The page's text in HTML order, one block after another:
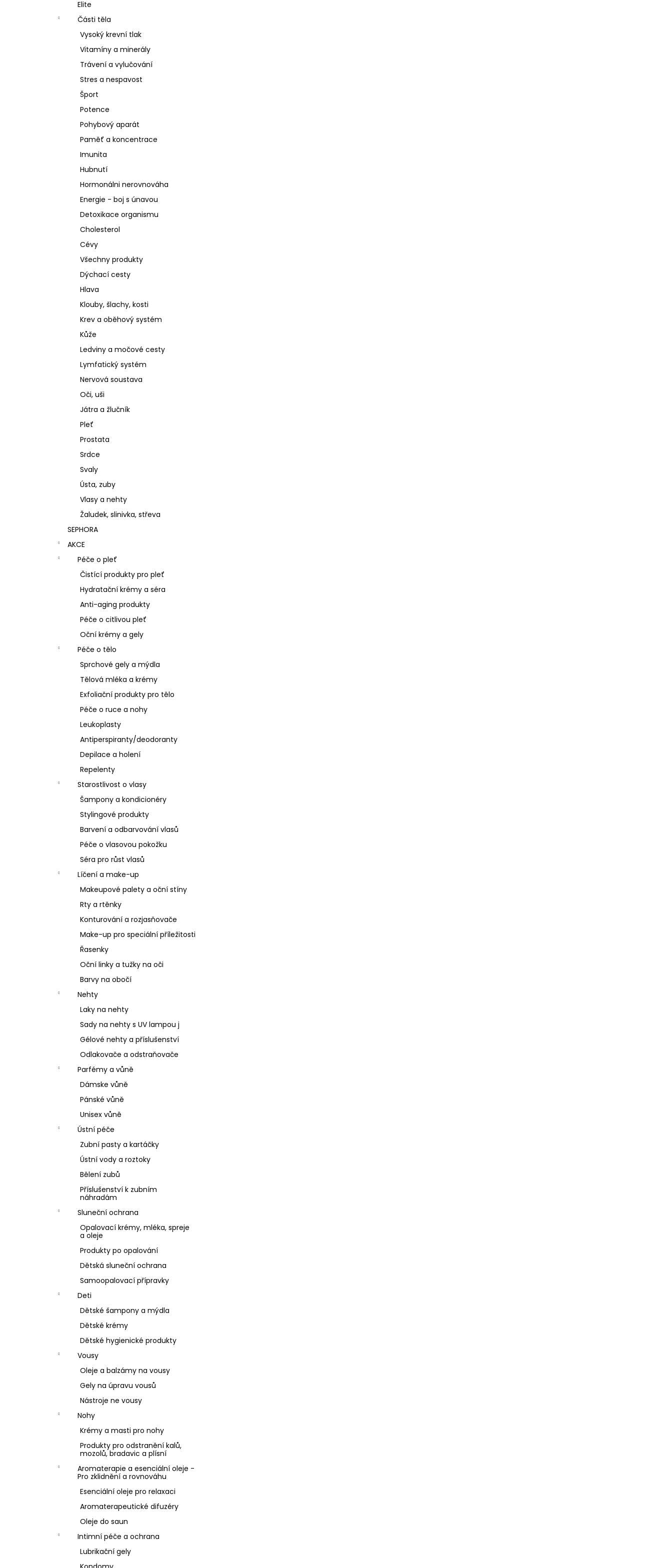
Elite
Části těla
Vysoký krevní tlak
Vitamíny a minerály
Trávení a vylučování
Stres a nespavost
Šport
Potence
Pohybový aparát
Paměť a koncentrace
Imunita
Hubnutí
Hormonálni nerovnováha
Energie - boj s únavou
Detoxikace organismu
Cholesterol
Cévy
Všechny produkty
Dýchací cesty
Hlava
Klouby, šlachy, kosti
Krev a oběhový systém
Kůže
Ledviny a močové cesty
Lymfatický systém
Nervová soustava
Oči, uši
Játra a žlučník
Pleť
Prostata
Srdce
Svaly
Ústa, zuby
Vlasy a nehty
Žaludek, slinivka, střeva
SEPHORA
AKCE
Péče o pleť
Čistící produkty pro pleť
Hydratační krémy a séra
Anti-aging produkty
Péče o citlivou pleť
Oční krémy a gely
Péče o tělo
Sprchové gely a mýdla
Tělová mléka a krémy
Exfoliační produkty pro tělo
Péče o ruce a nohy
Leukoplasty
Antiperspiranty/deodoranty
Depilace a holení
Repelenty
Starostlivost o vlasy
Šampony a kondicionéry
Stylingové produkty
Barvení a odbarvování vlasů
Péče o vlasovou pokožku
Séra pro růst vlasů
Líčení a make-up
Makeupové palety a oční stíny
Rty a rtěnky
Konturování a rozjasňovače
Make-up pro speciální příležitosti
Řasenky
Oční linky a tužky na oči
Barvy na obočí
Nehty
Laky na nehty
Sady na nehty s UV lampou j
Gélové nehty a příslušenství
Odlakovače a odstraňovače
Parfémy a vůně
Dámske vůně
Pánské vůně
Unisex vůně
Ústní péče
Zubní pasty a kartáčky
Ústní vody a roztoky
Bělení zubů
Příslušenství k zubním
náhradám
Sluneční ochrana
Opalovací krémy, mléka, spreje
a oleje
Produkty po opalování
Dětská sluneční ochrana
Samoopalovací přípravky
Deti
Dětské šampony a mýdla
Dětské krémy
Dětské hygienické produkty
Vousy
Oleje a balzámy na vousy
Gely na úpravu vousů
Nástroje ne vousy
Nohy
Krémy a masti pro nohy
Produkty pro odstranění kalů,
mozolů, bradavic a plísní
Aromaterapie a esenciální oleje -
Pro zklidnění a rovnováhu
Esenciální oleje pro relaxaci
Aromaterapeutické difuzéry
Oleje do saun
Intimní péče a ochrana
Lubrikační gely
SCHIZANDRA
329 Kč